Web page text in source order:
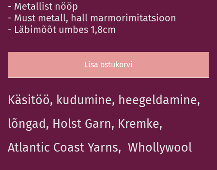
- Metallist nööp
- Must metall, hall marmorimitatsioon
- Läbimõõt umbes 1,8cm
Lisa ostukorvi
Käsitöö, kudumine, heegeldamine,
lõngad, Holst Garn, Kremke,
Atlantic Coast Yarns, Whollywool